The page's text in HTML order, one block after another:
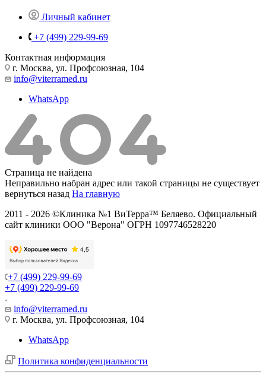
Личный кабинет
+7 (499) 229-99-69
Контактная информация
г. Москва, ул. Профсоюзная, 104
info@viterramed.ru
WhatsApp
Страница не найдена
Неправильно набран адрес или такой страницы не существует
вернуться назад На главную
2011 - 2026 ©Клиника №1 ВиТерра™ Беляево. Официальный
сайт клиники ООО "Верона" ОГРН 1097746528220
+7 (499) 229-99-69
+7 (499) 229-99-69
info@viterramed.ru
г. Москва, ул. Профсоюзная, 104
WhatsApp
Политика конфиденциальности